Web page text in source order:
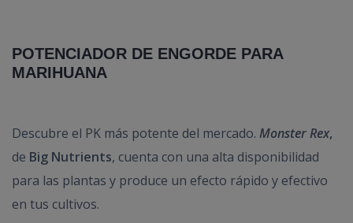
POTENCIADOR DE ENGORDE PARA
MARIHUANA
Descubre el PK más potente del mercado. Monster Rex,
de Big Nutrients, cuenta con una alta disponibilidad
para las plantas y produce un efecto rápido y efectivo
en tus cultivos.